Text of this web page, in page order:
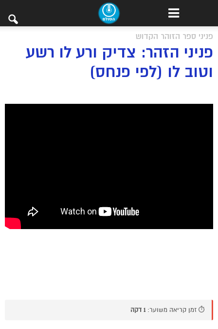
פניני ספר הזוהר הקדוש
פניני הזהר: צדיק ורע לו רשע
וטוב לו (לפי פנחס)
⏱️ זמן קריאה משוער: 1 דקה